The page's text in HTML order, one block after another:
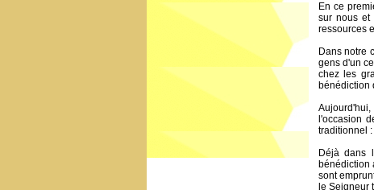
En ce
sur nous et
ressources
Dans notre
gens d'un
chez les
bénédiction
l'occasion
traditionnel
Déjà dans
bénédiction
sont
le Seigneur